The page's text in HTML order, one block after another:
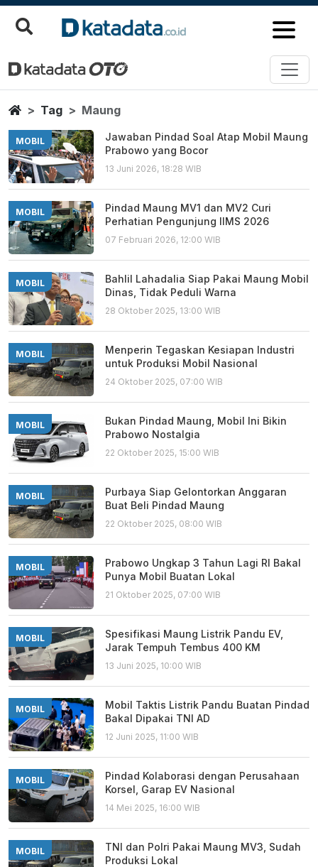
Maung
Berita Terbaru
HomeTag Maung
MOBIL
Jawaban Pindad Soal Atap Mobil Maung
Prabowo yang Bocor
13 Juni 2026, 18:28 WIB
MOBIL
Pindad Maung MV1 dan MV2 Curi
Perhatian Pengunjung IIMS 2026
07 Februari 2026, 12:00 WIB
MOBIL
Bahlil Lahadalia Siap Pakai Maung Mobil
Dinas, Tidak Peduli Warna
28 Oktober 2025, 13:00 WIB
MOBIL
Menperin Tegaskan Kesiapan Industri
untuk Produksi Mobil Nasional
24 Oktober 2025, 07:00 WIB
MOBIL
Bukan Pindad Maung, Mobil Ini Bikin
Prabowo Nostalgia
22 Oktober 2025, 15:00 WIB
MOBIL
Purbaya Siap Gelontorkan Anggaran
Buat Beli Pindad Maung
22 Oktober 2025, 08:00 WIB
MOBIL
Prabowo Ungkap 3 Tahun Lagi RI Bakal
Punya Mobil Buatan Lokal
21 Oktober 2025, 07:00 WIB
MOBIL
Spesifikasi Maung Listrik Pandu EV,
Jarak Tempuh Tembus 400 KM
13 Juni 2025, 10:00 WIB
MOBIL
Mobil Taktis Listrik Pandu Buatan Pindad
Bakal Dipakai TNI AD
12 Juni 2025, 11:00 WIB
MOBIL
Pindad Kolaborasi dengan Perusahaan
Korsel, Garap EV Nasional
14 Mei 2025, 16:00 WIB
MOBIL
TNI dan Polri Pakai Maung MV3, Sudah
Produksi Lokal